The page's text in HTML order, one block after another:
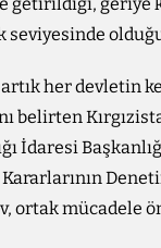
her devletin
belirten
İdaresi
ortak mücadele